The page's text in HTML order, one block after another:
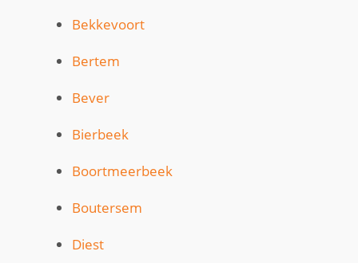
Bekkevoort
Bertem
Bever
Bierbeek
Boortmeerbeek
Boutersem
Diest